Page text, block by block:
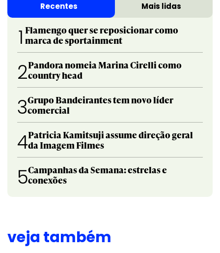
Recentes Mais lidas
1 Flamengo quer se reposicionar como
marca de sportainment
2Pandora nomeia Marina Cirelli como
country head
3Grupo Bandeirantes tem novo líder
comercial
4Patricia Kamitsuji assume direção geral
da Imagem Filmes
5Campanhas da Semana: estrelas e
conexões
veja também